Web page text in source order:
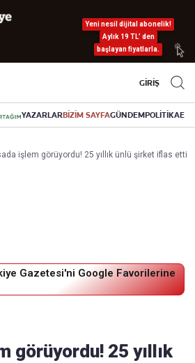
Yeni nesil dijital abonelik!
Aylık 19 TL’ den
başlayan fiyatlarla.
GİRİŞ
YAZARLARBİZİM SAYFAGÜNDEMPOLİTİKA
işlem görüyordu! 25 yıllık ünlü şirket iflas etti
Gazetesi'ni Google Favorilerine
görüyordu! 25 yıllık